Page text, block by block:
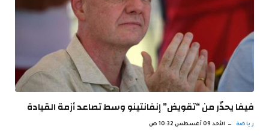
فيفا يحذّر من “تقويض” إنفانتينو وسط تصاعد أزمة القيادة
رياضة الأحد 09 أغسطس 10:32 ص